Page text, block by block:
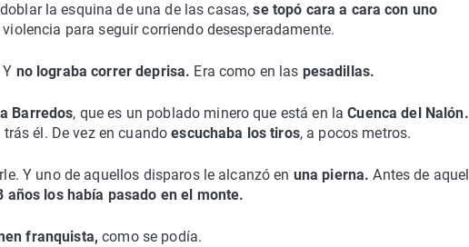
la esquina de una de las casas, se topó cara a cara con uno
para seguir corriendo desesperadamente.
no lograba correr deprisa. Era como en las pesadillas.
Barredos, que es un poblado minero que está en la Cuenca del Nalón.
él. De vez en cuando escuchaba los tiros, a pocos metros.
Y uno de aquellos disparos le alcanzó en una pierna. Antes de aquel
años los había pasado en el monte.
franquista, como se podía.